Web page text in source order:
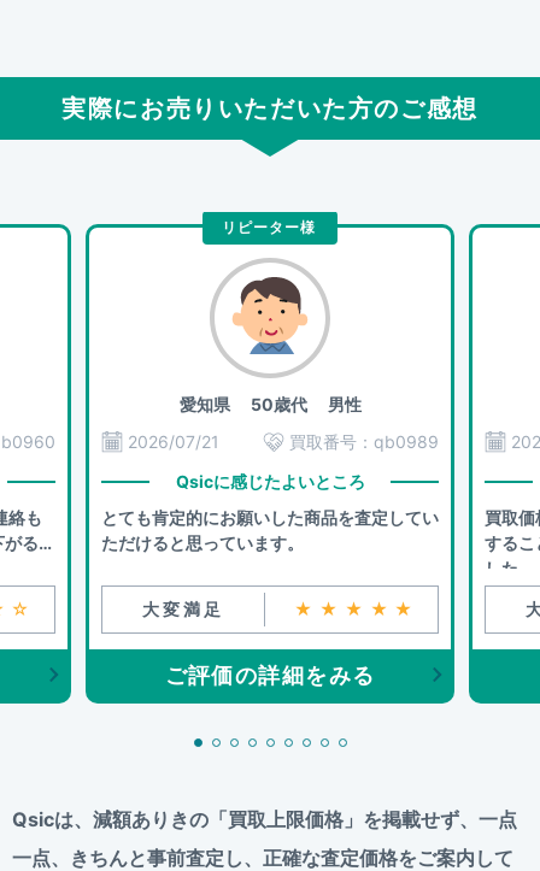
実際にお売りいただいた方のご感想
絡も
るこ
リピーター様
愛知県50歳代 男性
2026/07/21
買取番号： qb0989
Qsicに感じたよいところ
とても肯定的にお願いした商品を査定してい
ただけると思っています。
大変満足 ★★★★★
ご評価の詳細をみる
買取
するこ
した。
Qsicは、減額ありきの「買取上限価格」を掲載せず、 一点
一点、きちんと事前査定し、正確な査定価格をご案内して